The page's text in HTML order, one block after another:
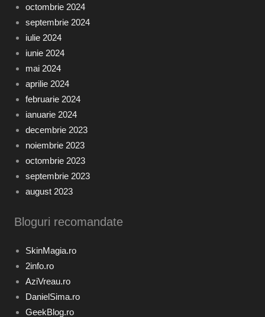
octombrie 2024
septembrie 2024
iulie 2024
iunie 2024
mai 2024
aprilie 2024
februarie 2024
ianuarie 2024
decembrie 2023
noiembrie 2023
octombrie 2023
septembrie 2023
august 2023
Bloguri recomandate
SkinMagia.ro
2info.ro
AziVreau.ro
DanielSima.ro
GeekBlog.ro